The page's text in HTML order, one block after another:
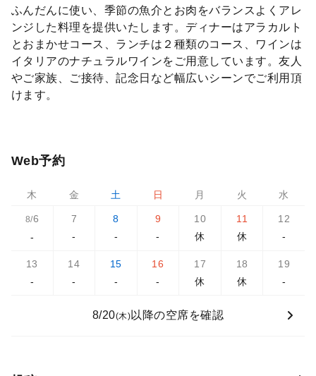
ふんだんに使い、季節の魚介とお肉をバランスよくアレ
ンジした料理を提供いたします。ディナーはアラカルト
とおまかせコース、ランチは２種類のコース、ワインは
イタリアのナチュラルワインをご用意しています。友人
やご家族、ご接待、記念日など幅広いシーンでご利用頂
けます。
Web予約
木 金 土 日 月 火 水
8/6
-
7
-
8
-
9
-
10
休
11
休
12
-
13
-
14
-
15
-
16
-
17
休
18
休
19
-
8/20(木) 以降の空席を確認